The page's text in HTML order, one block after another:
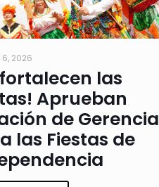
2026
fortalecen las
Aprueban
de Gerencia
las Fiestas de